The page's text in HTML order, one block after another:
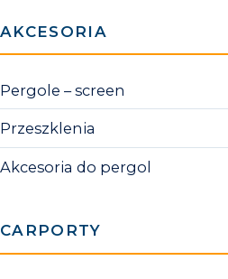
AKCESORIA
Pergole – screen
Przeszklenia
Akcesoria do pergol
CARPORTY